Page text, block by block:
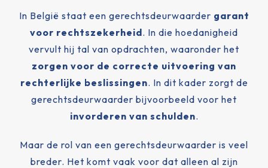
Andere in overweging genomen
kwesties
+32(0)4 229 78 38
In België staat een gerechtsdeurwaarder garant
voor rechtszekerheid. In die hoedanigheid
vervult hij tal van opdrachten, waaronder het
zorgen voor de correcte uitvoering van
rechterlijke beslissingen. In dit kader zorgt de
gerechtsdeurwaarder bijvoorbeeld voor het
invorderen van schulden.
Maar de rol van een gerechtsdeurwaarder is veel
breder. Het komt vaak voor dat alleen al zijn